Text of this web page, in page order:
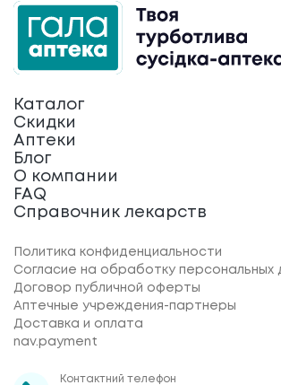
Каталог
Скидки
Аптеки
Блог
О компании
FAQ
Справочник лекарств
Политика конфиденциальности
Согласие на обработку персональных
Договор публичной оферты
Аптечные учреждения-партнеры
Доставка и оплата
nav.payment
Контактний телефон